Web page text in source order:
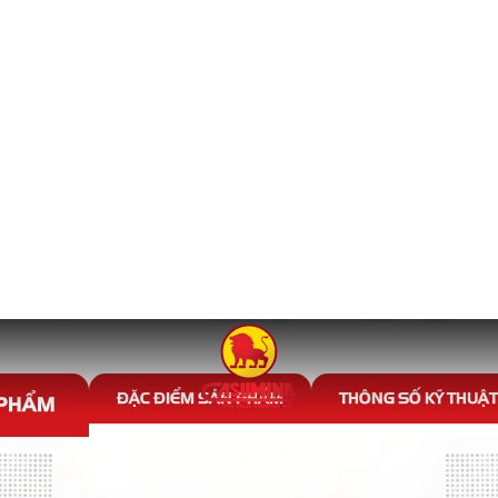
SĂM XE MÁY
phẩm Săm xe máy tương